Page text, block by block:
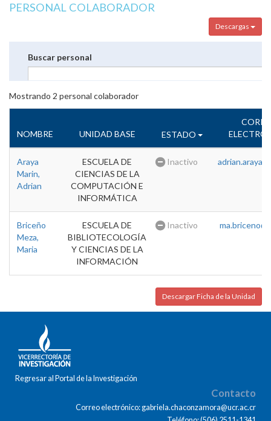
PERSONAL COLABORADOR
Descargas
Buscar personal
Mostrando 2 personal colaborador
NOMBRE UNIDAD BASE ESTADO
Araya
Marin,
Adrian
ESCUELA DE
CIENCIAS DE LA
COMPUTACIÓN E
INFORMÁTICA
Inactivo
Briceño
Meza,
Maria
ESCUELA DE
BIBLIOTECOLOGÍA
Y CIENCIAS DE LA
INFORMACIÓN
Inactivo
Descargar Ficha de la Unidad
Regresar al Portal de la Investigación
Contacto
Correo electrónico: gabriela.chaconzamora@ucr.ac.cr